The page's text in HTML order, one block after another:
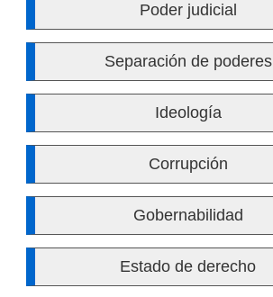
Poder judicial
Separación de poderes
Ideología
Corrupción
Gobernabilidad
Estado de derecho